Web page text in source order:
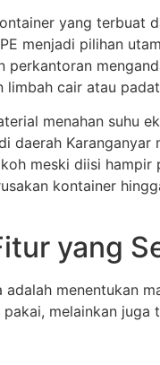
yang
menjadi pilihan
limbah cair atau
menahan suhu
daerah Karanganyar
meski diisi
kontainer
yang
menentukan
melainkan